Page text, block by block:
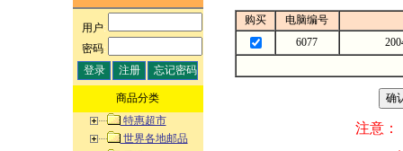
用户:
密码:
商品分类
特惠超市
世界各地邮品
购买
电脑编号
6077
注意：